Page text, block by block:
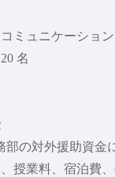
ミュニケーション
名
部の対外援助資金
授業料、宿泊費